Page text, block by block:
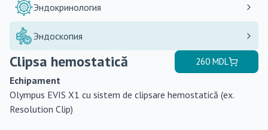
Эндокринология
Эндоскопия
Clipsa hemostatică 260MDL
Echipament
Olympus EVIS X1 cu sistem de clipsare hemostatică (ex.
Resolution Clip)